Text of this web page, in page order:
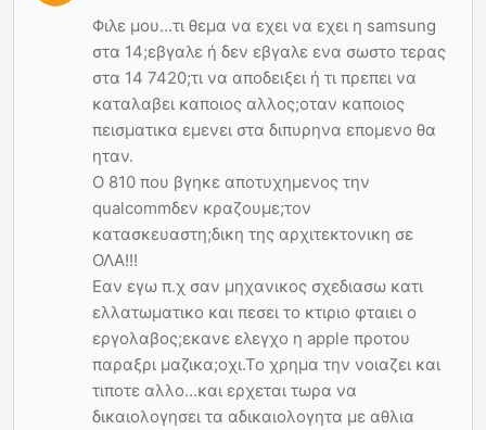
Φιλε μου…τι θεμα να εχει να εχει η samsung
στα 14;εβγαλε ή δεν εβγαλε ενα σωστο τερας
στα 14 7420;τι να αποδειξει ή τι πρεπει να
καταλαβει καποιος αλλος;οταν καποιος
πεισματικα εμενει στα διπυρηνα επομενο θα
ηταν.
Ο 810 που βγηκε αποτυχημενος την
qualcommδεν κραζουμε;τον
κατασκευαστη;δικη της αρχιτεκτονικη σε
ΟΛΑ!!!
Εαν εγω π.χ σαν μηχανικος σχεδιασω κατι
ελλατωματικο και πεσει το κτιριο φταιει ο
εργολαβος;εκανε ελεγχο η apple προτου
παραξρι μαζικα;οχι.Το χρημα την νοιαζει και
τιποτε αλλο…και ερχεται τωρα να
δικαιολογησει τα αδικαιολογητα με αθλια